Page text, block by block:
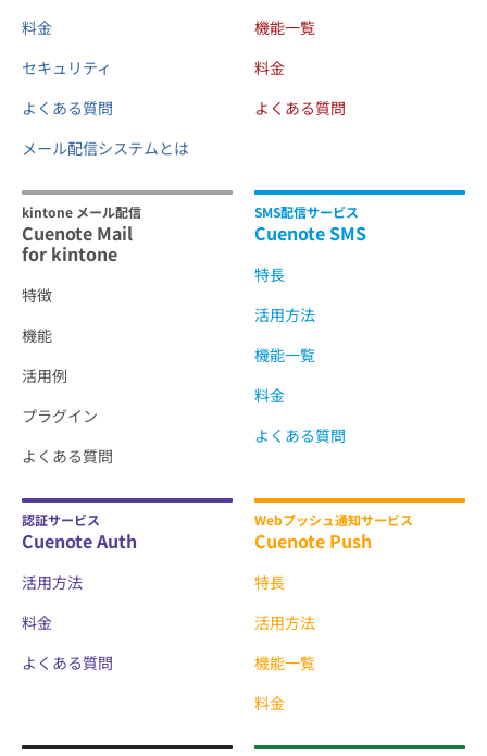
料金
セキュリティ
よくある質問
メール配信システムとは
機能一覧
料金
よくある質問
kintone メール配信
Cuenote Mail
for kintone
特徴
機能
活用例
プラグイン
よくある質問
SMS配信サービス
Cuenote SMS
特長
活用方法
機能一覧
料金
よくある質問
認証サービス
Cuenote Auth
活用方法
料金
よくある質問
Webプッシュ通知サービス
Cuenote Push
特長
活用方法
機能一覧
料金